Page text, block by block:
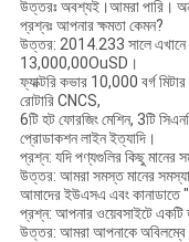
উত্তরঃ অবশ্যই।আমরা পারি।
প্রশ্নঃ আপনার ক্ষমতা কেমন?
উত্তর: 2014.233 সালে এখানে
13,000,00OuSD।
ফ্যাক্টরি কভার 10,000 বর্গ
রোটারি CNCS,
6টি হট ফোরজিং মেশিন, 3টি
প্রোডাকশন লাইন ইত্যাদি।
প্রশ্ন: যদি পণ্যগুলির কিছু মানের
উত্তর: আমরা সমস্ত মানের
আমাদের ইউএসএ এবং কানাডাতে
প্রশ্ন: আপনার ওয়েবসাইটে একটি
উত্তর: আমরা আপনাকে অবিলম্বে